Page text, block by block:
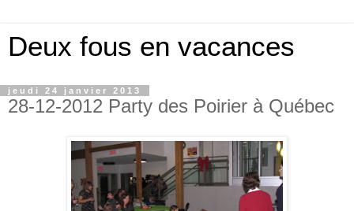
Deux fous en vacances
jeudi 24 janvier 2013
28-12-2012 Party des Poirier à Québec